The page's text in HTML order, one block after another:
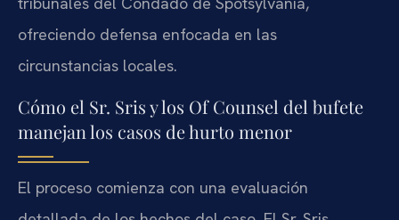
ofreciendo defensa enfocada en las
circunstancias locales.
Cómo el Sr. Sris y los Of Counsel del bufete
manejan los casos de hurto menor
El proceso comienza con una evaluación